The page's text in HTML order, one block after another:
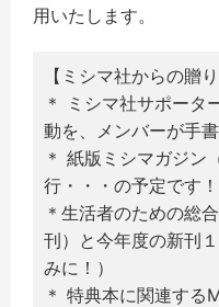
用いたします。
【ミシマ社からの贈り
＊ ミシマ社サポータ
動を、メンバーが手
＊ 紙版ミシマガジン
行・・・の予定です！
＊生活者のための総
刊）と今年度の新刊
みに！）
＊ 特典本に関連する